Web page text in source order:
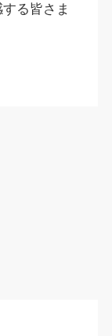
る皆さま